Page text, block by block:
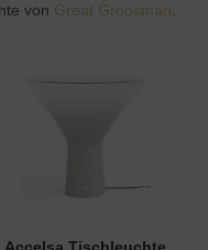
von Great Groosman.
Accelsa Tischleuchte